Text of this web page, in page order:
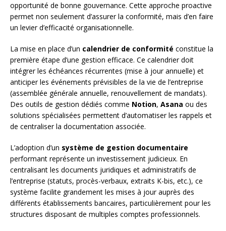
opportunité de bonne gouvernance. Cette approche proactive
permet non seulement d’assurer la conformité, mais d’en faire
un levier d’efficacité organisationnelle.
La mise en place d’un calendrier de conformité constitue la
première étape d’une gestion efficace. Ce calendrier doit
intégrer les échéances récurrentes (mise à jour annuelle) et
anticiper les événements prévisibles de la vie de l’entreprise
(assemblée générale annuelle, renouvellement de mandats).
Des outils de gestion dédiés comme Notion, Asana ou des
solutions spécialisées permettent d’automatiser les rappels et
de centraliser la documentation associée.
L’adoption d’un système de gestion documentaire
performant représente un investissement judicieux. En
centralisant les documents juridiques et administratifs de
l’entreprise (statuts, procès-verbaux, extraits K-bis, etc.), ce
système facilite grandement les mises à jour auprès des
différents établissements bancaires, particulièrement pour les
structures disposant de multiples comptes professionnels.